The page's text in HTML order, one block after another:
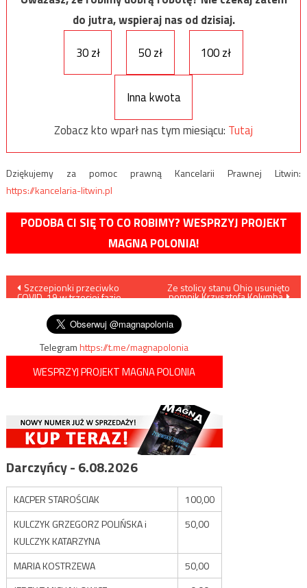
do jutra, wspieraj nas od dzisiaj.
30 zł
50 zł 100 zł
Inna kwota
Zobacz kto wparł nas tym miesiącu: Tutaj
Dziękujemy za pomoc prawną Kancelarii Prawnej Litwin:
https://kancelaria-litwin.pl
PODOBA CI SIĘ TO CO ROBIMY? WESPRZYJ PROJEKT
MAGNA POLONIA!
Nawigacja
wpisu
Szczepionki przeciwko
COVID-19 w trzeciej fazie
Ze stolicy stanu Ohio usunięto
pomnik Krzysztofa Kolumba
Telegramhttps://t.me/magnapolonia
WESPRZYJ PROJEKT MAGNA POLONIA
Darczyńcy - 6.08.2026
KACPER STAROŚCIAK
100,00
KULCZYK GRZEGORZ POLIŃSKA i
KULCZYK KATARZYNA
50,00
MARIA KOSTRZEWA
50,00